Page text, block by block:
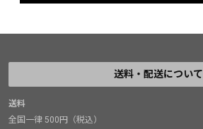
送料・配送について
送料
全国一律 500円（税込）